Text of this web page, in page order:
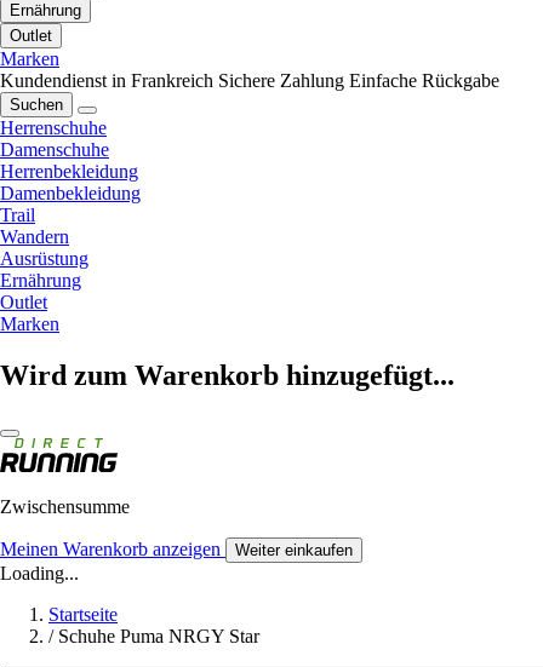
Ernährung
Outlet
Marken
Kundendienst in Frankreich Sichere Zahlung Einfache Rückgabe
Suchen
Herrenschuhe
Damenschuhe
Herrenbekleidung
Damenbekleidung
Trail
Wandern
Ausrüstung
Ernährung
Outlet
Marken
Wird zum Warenkorb hinzugefügt...
Zwischensumme
Meinen Warenkorb anzeigen Weiter einkaufen
Loading...
Startseite
/ Schuhe Puma NRGY Star